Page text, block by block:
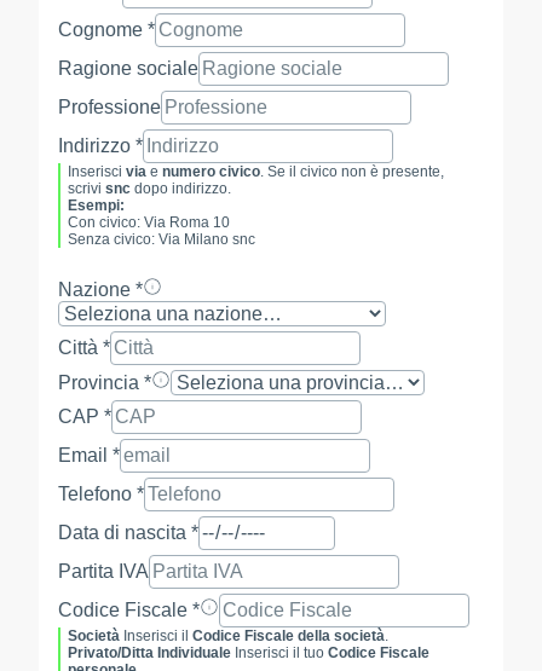
Cognome *
Ragione sociale
Professione
Indirizzo *
Inserisci via e numero civico. Se il civico non è presente,
scrivi snc dopo indirizzo.
Esempi:
Con civico: Via Roma 10
Senza civico: Via Milano snc
Nazione *
Città *
Provincia *
CAP *
Email *
Telefono *
Data di nascita *
Partita IVA
Codice Fiscale *
Società Inserisci il Codice Fiscale della società.
Privato/Ditta Individuale Inserisci il tuo Codice Fiscale